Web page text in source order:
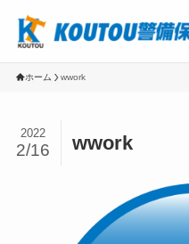
ホーム wwork
wwork
2022
2/16